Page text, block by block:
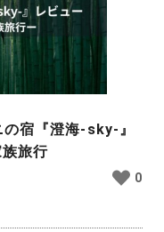
の宿『澄海-sky-』
旅行
0